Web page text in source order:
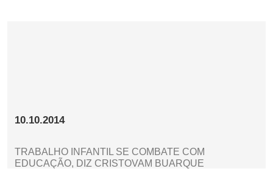
10.10.2014
TRABALHO INFANTIL SE COMBATE COM
EDUCAÇÃO, DIZ CRISTOVAM BUARQUE